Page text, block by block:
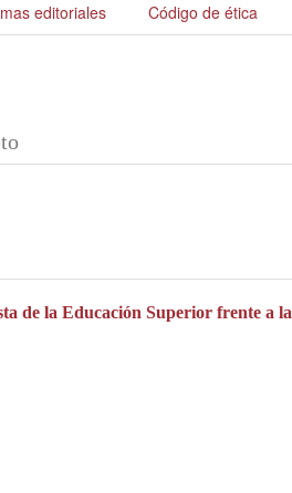
editoriales Código de ética
de la Educación Superior frente a la